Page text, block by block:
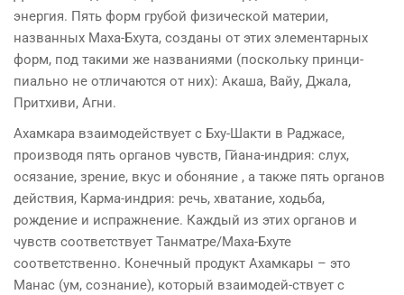
энергия. Пять форм грубой физической материи,
названных Маха-Бхута, созданы от этих элементарных
форм, под такими же названиями (поскольку принци-
пиально не отличаются от них): Акаша, Вайу, Джала,
Притхиви, Агни.
Ахамкара взаимодействует с Бху-Шакти в Раджасе,
производя пять органов чувств, Гйана-индрия: слух,
осязание, зрение, вкус и обоняние , а также пять органов
действия, Карма-индрия: речь, хватание, ходьба,
рождение и испражнение. Каждый из этих органов и
чувств соответствует Танматре/Маха-Бхуте
соответственно. Конечный продукт Ахамкары – это
Манас (ум, сознание), который взаимодей-ствует с